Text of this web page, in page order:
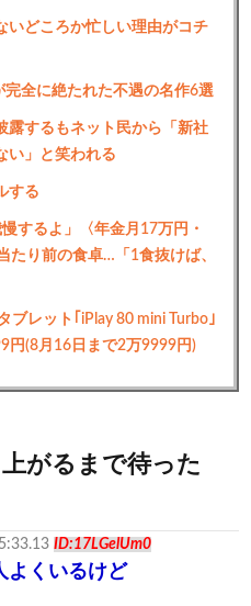
いどころか忙しい理由がコチ
完全に絶たれた不遇の名作6選
露するもネット民から「新社
い」と笑われる
する
するよ」〈年金月17万円・
たり前の食卓…「1食抜けば、
ブレット｢iPlay 80 mini Turbo｣
円(8月16日まで2万9999円)
がるまで待った
ID:17LGelUm0
よくいるけど